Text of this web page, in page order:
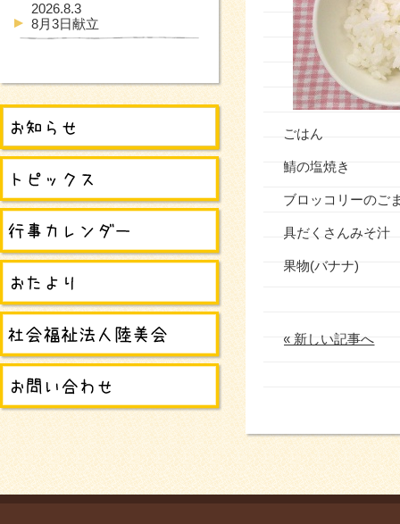
ごはん
鯖の塩焼き
ブロッコリーのご
具だくさんみそ汁
果物(バナナ)
« 新しい記事へ
2026.8.3
8月3日献立